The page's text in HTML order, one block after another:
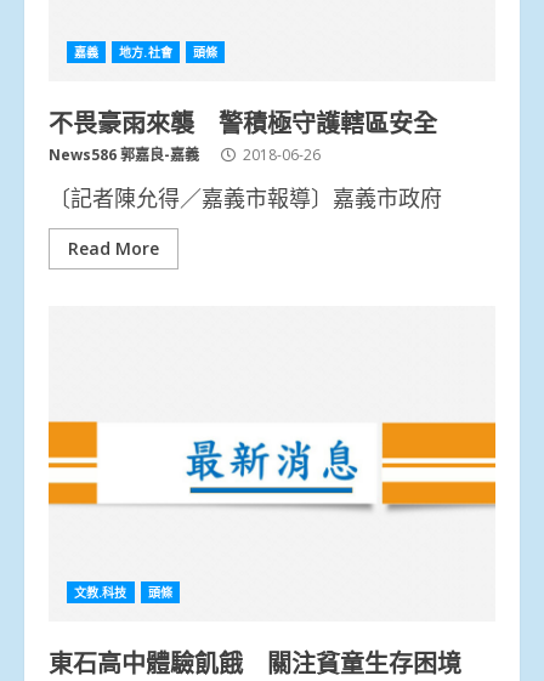
嘉義 地方.社會 頭條
不畏豪雨來襲 警積極守護轄區安全
News586 郭嘉良-嘉義 2018-06-26
〔記者陳允得／嘉義市報導〕嘉義市政府
Read More
文教.科技 頭條
東石高中體驗飢餓 關注貧童生存困境